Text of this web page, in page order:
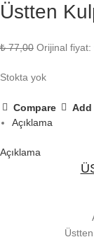
Üstten
₺77,00 Orijinal fiyat:
Stokta yok
Compare
Açıklama
Açıklama